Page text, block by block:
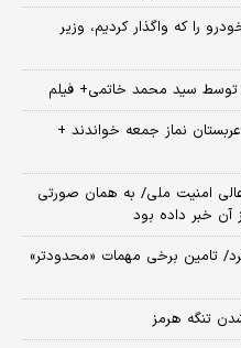
را که واگذار کردیم، وزیر
توسط سید محمد خاتمی+ فیلم
نماز جمعه خواندند +
عالی امنیت ملی/ به همان صورتی
آن خبر داده بود
تامین برخی مهمات «محدودتر»
تنگه هرمز